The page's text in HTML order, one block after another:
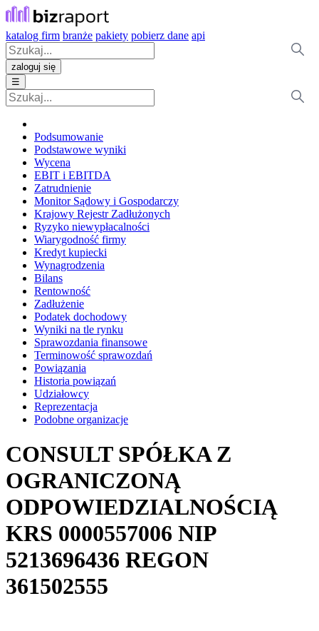
katalog firm branże pakiety pobierz dane api
zaloguj się
☰
Podsumowanie
Podstawowe wyniki
Wycena
EBIT i EBITDA
Zatrudnienie
Monitor Sądowy i Gospodarczy
Krajowy Rejestr Zadłużonych
Ryzyko niewypłacalności
Wiarygodność firmy
Kredyt kupiecki
Wynagrodzenia
Bilans
Rentowność
Zadłużenie
Podatek dochodowy
Wyniki na tle rynku
Sprawozdania finansowe
Terminowość sprawozdań
Powiązania
Historia powiązań
Udziałowcy
Reprezentacja
Podobne organizacje
CONSULT SPÓŁKA Z
OGRANICZONĄ
ODPOWIEDZIALNOŚCIĄ
KRS 0000557006 NIP
5213696436 REGON
361502555